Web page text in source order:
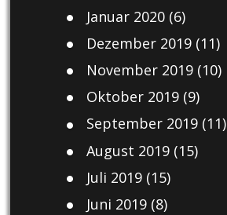
Januar 2020(6)
Dezember 2019(11)
November 2019(10)
Oktober 2019(9)
September 2019(11)
August 2019(15)
Juli 2019(15)
Juni 2019(8)